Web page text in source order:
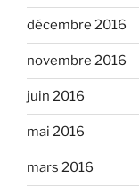
décembre 2016
novembre 2016
juin 2016
mai 2016
mars 2016